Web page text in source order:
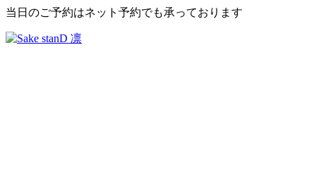
当日のご予約はネット予約でも承っております